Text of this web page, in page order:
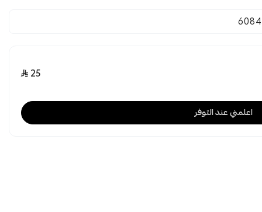
25
اعلمني عند التوفر